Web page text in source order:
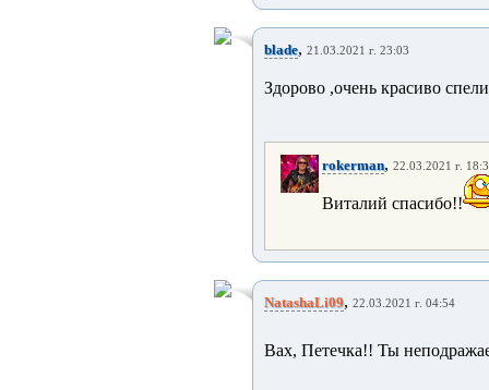
blade, 21.03.2021 г. 23:03
Здорово ,очень красиво спели
rokerman, 22.03.2021 г.
Виталий спасибо!!
NatashaLi09, 22.03.2021 г. 04:54
Вах, Петечка!! Ты